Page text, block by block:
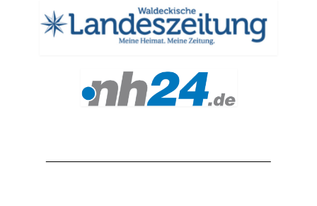
Gerätewagen Gefahrgut GW-G
GDekonP-LKW
Kleinalarmfahrzeug KLAF
Kommandowagen KdoW